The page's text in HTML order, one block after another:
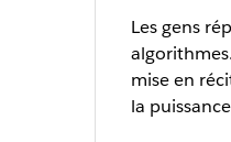
Les gens
mise en
la